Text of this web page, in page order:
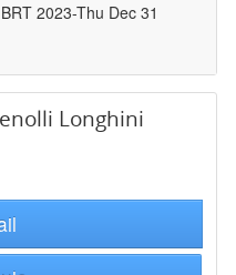
2023-Thu Dec 31
Longhini